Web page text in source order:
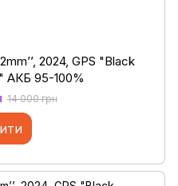
2024, GPS "Black
АКБ 95-100%
14 000 грн